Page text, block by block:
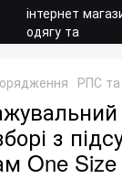
РПС
з
One Size